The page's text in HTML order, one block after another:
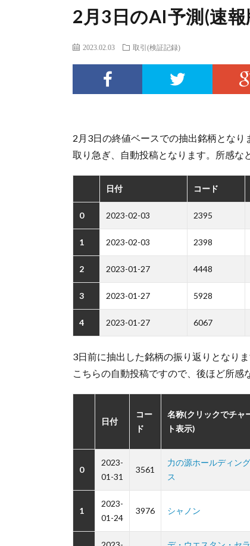
2月3日のAI予測(速報
2023.02.03 取引(検証記録)
2月3日の終値ベースでの抽出銘柄となり
取り急ぎ、自動投稿となります。所感な
日付 コード
0 2023-02-03 2395
1 2023-02-03 2398
2 2023-01-27 4448
3 2023-01-27 5928
4 2023-01-27 6067
3日前に抽出した銘柄の振り返りとなりま
こちらの自動投稿ですので、後ほど所感
日付
コー
ド
名称(クリックでチャ
ト表示)
0
2023-
01-31
3561
力の源ホールディング
ス
1
2023-
01-24
3976 シャノン